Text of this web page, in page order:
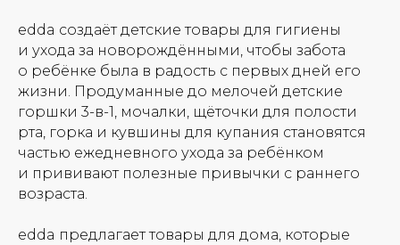
edda создаёт детские товары для гигиены
и ухода за новорождёнными, чтобы забота
о ребёнке была в радость с первых дней его
жизни. Продуманные до мелочей детские
горшки 3-в-1, мочалки, щёточки для полости
рта, горка и кувшины для купания становятся
частью ежедневного ухода за ребёнком
и прививают полезные привычки с раннего
возраста.
edda предлагает товары для дома, которые